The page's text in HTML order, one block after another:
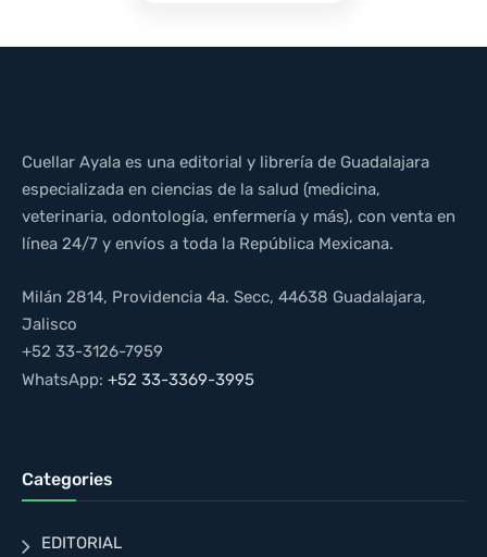
Cuellar Ayala es una editorial y librería de Guadalajara
especializada en ciencias de la salud (medicina,
veterinaria, odontología, enfermería y más), con venta en
línea 24/7 y envíos a toda la República Mexicana.
Milán 2814, Providencia 4a. Secc, 44638 Guadalajara,
Jalisco
+52 33-3126-7959
WhatsApp: +52 33-3369-3995
Categories
EDITORIAL